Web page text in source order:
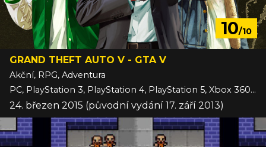
10/10
GRAND THEFT AUTO V - GTA V
Akční, RPG, Adventura
PC, PlayStation 3, PlayStation 4, PlayStation 5, Xbox 360, Xbox One, Xbox Series
24. březen 2015 (původní vydání 17. září 2013)